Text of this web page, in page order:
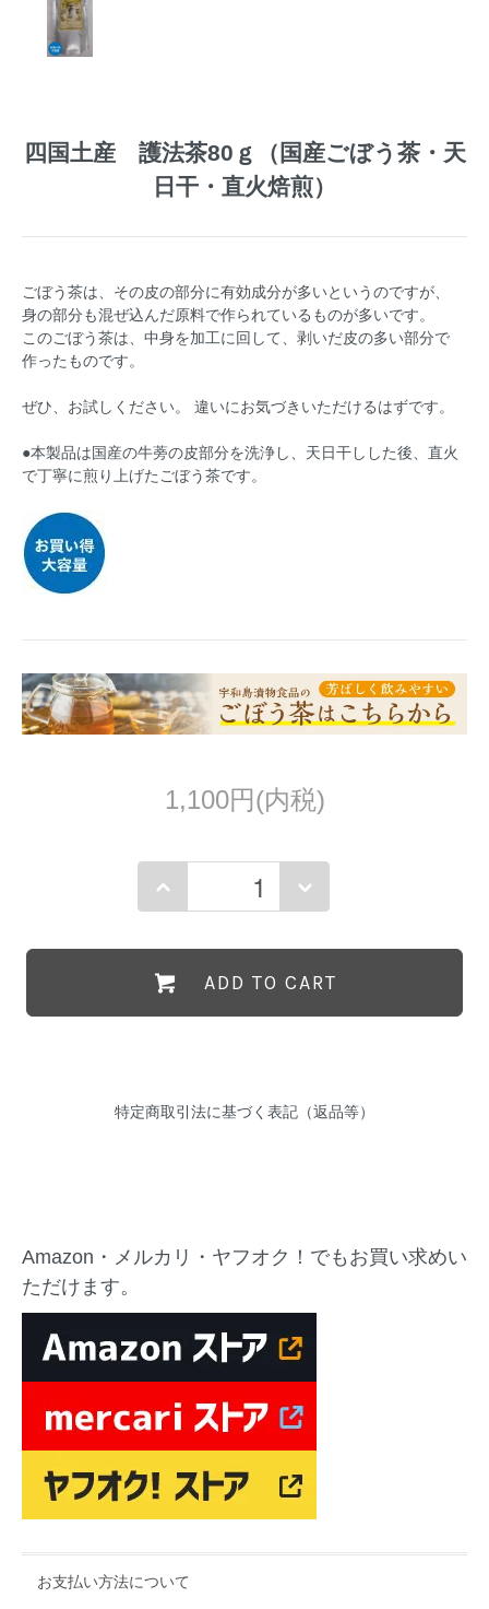
四国土産 護法茶80ｇ（国産ごぼう茶・天
日干・直火焙煎）
ごぼう茶は、その皮の部分に有効成分が多いというのですが、
身の部分も混ぜ込んだ原料で作られているものが多いです。
このごぼう茶は、中身を加工に回して、剥いだ皮の多い部分で
作ったものです。
ぜひ、お試しください。 違いにお気づきいただけるはずです。
●本製品は国産の牛蒡の皮部分を洗浄し、天日干しした後、直火
で丁寧に煎り上げたごぼう茶です。
1,100円(内税)
ADD TO CART
特定商取引法に基づく表記（返品等）
Amazon・メルカリ・ヤフオク！でもお買い求めい
ただけます。
お支払い方法について